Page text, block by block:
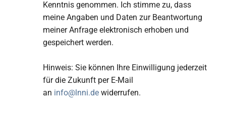
Kenntnis genommen. Ich stimme zu, dass
meine Angaben und Daten zur Beantwortung
meiner Anfrage elektronisch erhoben und
gespeichert werden.
Hinweis: Sie können Ihre Einwilligung jederzeit
für die Zukunft per E-Mail
an info@lnni.de widerrufen.